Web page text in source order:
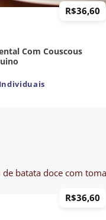
Com Couscous
R$36,60
R$36,60